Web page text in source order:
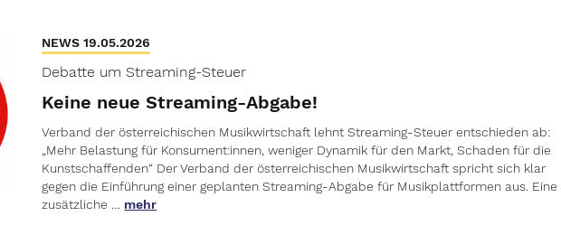
NEWS 19.05.2026
Debatte um Streaming-Steuer
Keine neue Streaming-Abgabe!
Verband der österreichischen Musikwirtschaft lehnt Streaming-Steuer entschieden ab:
„Mehr Belastung für Konsument:innen, weniger Dynamik für den Markt, Schaden für die
Kunstschaffenden“ Der Verband der österreichischen Musikwirtschaft spricht sich klar
gegen die Einführung einer geplanten Streaming-Abgabe für Musikplattformen aus. Eine
zusätzliche … mehr